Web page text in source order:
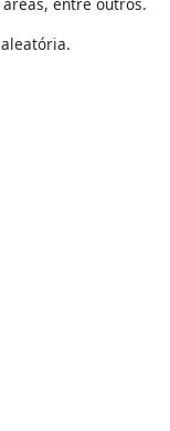
entre outros.